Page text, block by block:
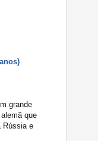
grande
que
Rússia e